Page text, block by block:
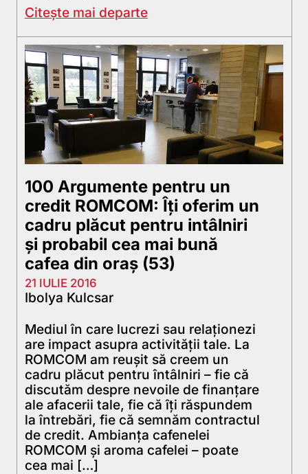
Citește mai departe
100 Argumente pentru un
credit ROMCOM: Îți oferim un
cadru plăcut pentru intâlniri
și probabil cea mai bună
cafea din oraș (53)
21 IULIE 2016
Ibolya Kulcsar
Mediul în care lucrezi sau relaţionezi
are impact asupra activităţii tale. La
ROMCOM am reuşit să creem un
cadru plăcut pentru întâlniri – fie că
discutăm despre nevoile de finanțare
ale afacerii tale, fie că îți răspundem
la întrebări, fie că semnăm contractul
de credit. Ambianţa cafenelei
ROMCOM şi aroma cafelei – poate
cea mai […]